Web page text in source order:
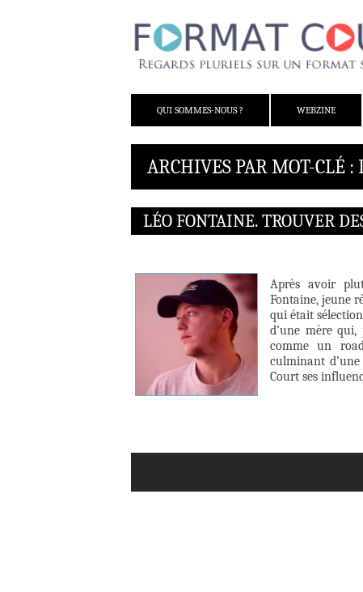
QUI SOMMES-NOUS ?
WEBZINE
ARCHIVES PAR MOT-CLÉ :
LÉO FONTAINE. TROUVER
Après avoir
Fontaine, jeune
qui était
d’une mère
comme un
culminant
Court ses